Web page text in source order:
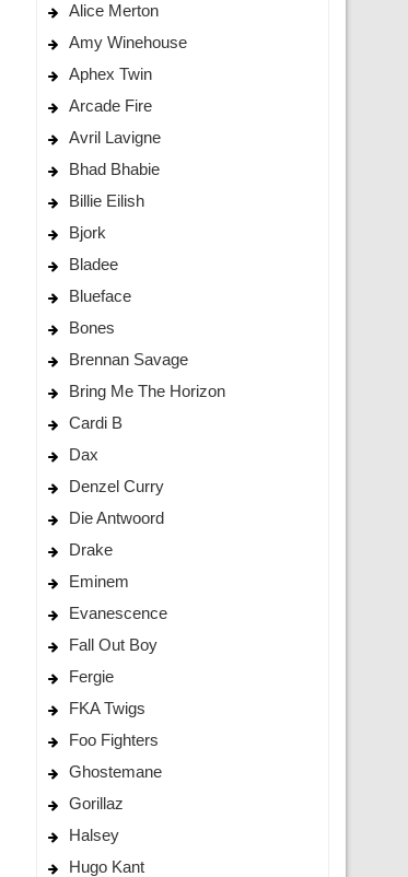
Alice Merton
Amy Winehouse
Aphex Twin
Arcade Fire
Avril Lavigne
Bhad Bhabie
Billie Eilish
Bjork
Bladee
Blueface
Bones
Brennan Savage
Bring Me The Horizon
Cardi B
Dax
Denzel Curry
Die Antwoord
Drake
Eminem
Evanescence
Fall Out Boy
Fergie
FKA Twigs
Foo Fighters
Ghostemane
Gorillaz
Halsey
Hugo Kant